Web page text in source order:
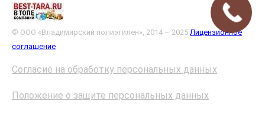
© ООО «Владимирский полиэтилен», 2014 – 2025 Лицензионное
соглашение
Согласие на обработку персональных данных
Положение о защите персональных данных